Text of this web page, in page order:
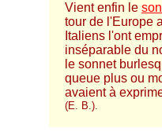
Vient enfin le
tour de l'Europe
Italiens l'ont
inséparable du
le sonnet
queue plus ou
avaient à
(E. B.).